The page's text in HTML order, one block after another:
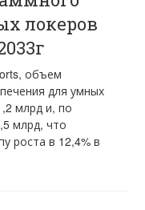
локеров
объем
для умных
млрд и, по
млрд, что
роста в 12,4% в